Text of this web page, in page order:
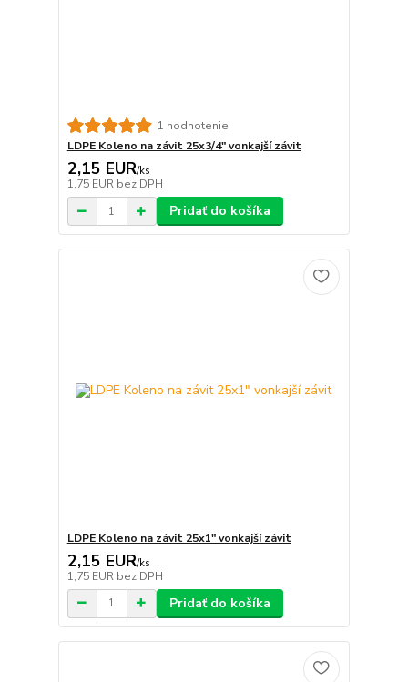
1 hodnotenie
LDPE Koleno na závit 25x3/4" vonkajší závit
2,15 EUR/ks
1,75 EUR bez DPH
Pridať do košíka
LDPE Koleno na závit 25x1" vonkajší závit
2,15 EUR/ks
1,75 EUR bez DPH
Pridať do košíka